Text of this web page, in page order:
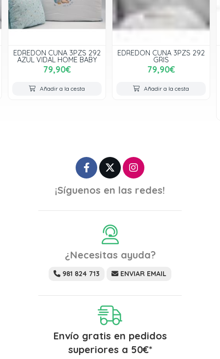
EDREDON CUNA 3PZS 292
AZUL VIDAL HOME BABY
79,90€
Añadir a la cesta
EDREDON CUNA 3PZS 292
GRIS
79,90€
Añadir a la cesta
¡Síguenos en las redes!
¿Necesitas ayuda?
981 824 713 ENVIAR EMAIL
Envío gratis en pedidos
superiores a 50€*